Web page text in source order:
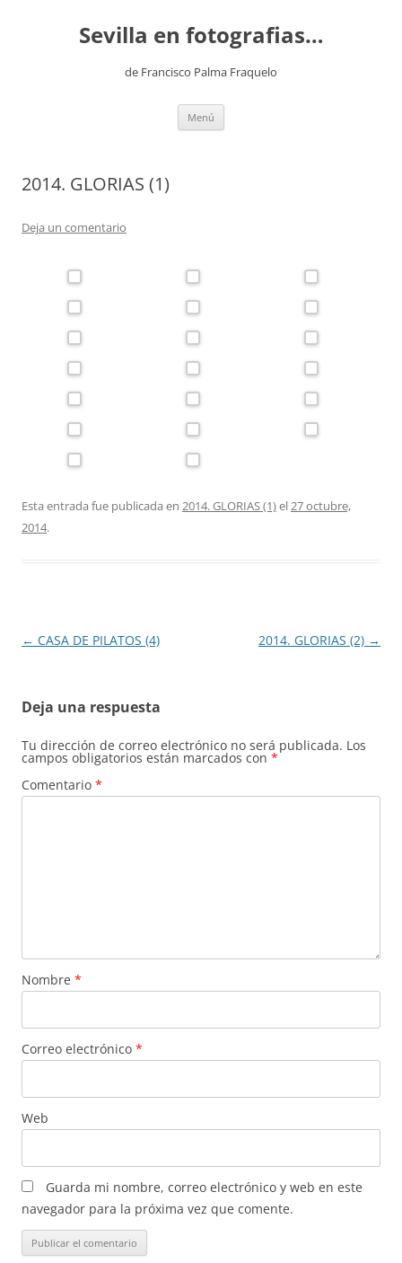
contenidoSevilla en fotografias…
de Francisco Palma Fraquelo
Menú
2014. GLORIAS (1)
Deja un comentario
Esta entrada fue publicada en 2014. GLORIAS (1)el27 octubre,
2014.
Navegación
← CASA DE PILATOS (4) 2014. GLORIAS (2) →
Deja una respuesta
Tu dirección de correo electrónico no será publicada. Los
campos obligatorios están marcados con *
Comentario *
Nombre *
Correo electrónico *
Web
Guarda mi nombre, correo electrónico y web en este
navegador para la próxima vez que comente.